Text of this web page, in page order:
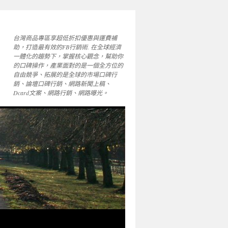
台灣商品專區享超低折扣優惠與運費補
助，打造最有效的FB行銷術. 在全球經濟
一體化的趨勢下，掌握核心觀念，幫助你
的口碑操作，產業面對的是一個全方位的
自由競爭、拓展的是全球的市場口碑行
銷、論壇口碑行銷、網路新聞上稿、
Dcard文案、網路行銷、網路曝光。